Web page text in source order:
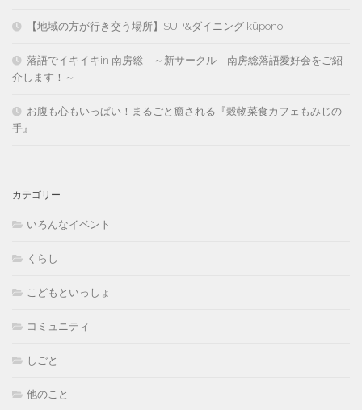
【地域の方が行き交う場所】SUP&ダイニング kūpono
落語でイキイキin 南房総 ～新サークル 南房総落語愛好会をご紹
介します！～
お腹も心もいっぱい！まるごと癒される『穀物菜食カフェもみじの
手』
カテゴリー
いろんなイベント
くらし
こどもといっしょ
コミュニティ
しごと
他のこと